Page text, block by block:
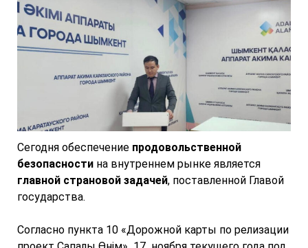
Сегодня обеспечение продовольственной
безопасностина внутреннем рынке является
главной страновой задачей, поставленной Главой
государства.
Согласно пункта 10 «Дорожной карты по релизации